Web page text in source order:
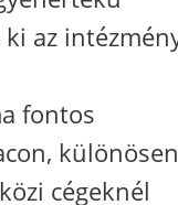
az
fontos
különösen
cégeknél